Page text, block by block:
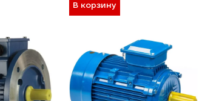
В корзину